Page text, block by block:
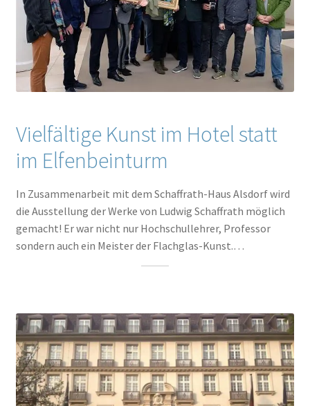
Vielfältige Kunst im Hotel statt
im Elfenbeinturm
In Zusammenarbeit mit dem Schaffrath-Haus Alsdorf wird
die Ausstellung der Werke von Ludwig Schaffrath möglich
gemacht! Er war nicht nur Hochschullehrer, Professor
sondern auch ein Meister der Flachglas-Kunst.…